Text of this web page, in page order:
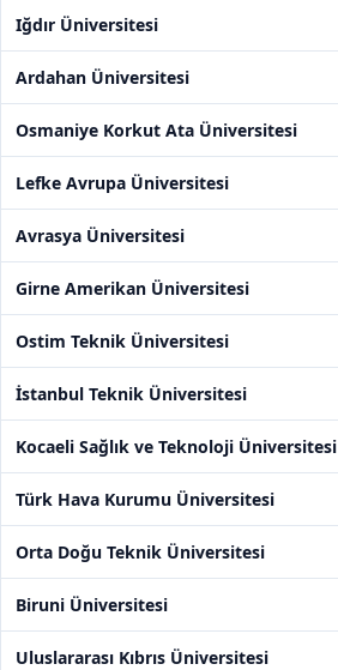
Iğdır Üniversitesi
Ardahan Üniversitesi
Osmaniye Korkut Ata Üniversitesi
Lefke Avrupa Üniversitesi
Avrasya Üniversitesi
Girne Amerikan Üniversitesi
Ostim Teknik Üniversitesi
İstanbul Teknik Üniversitesi
Kocaeli Sağlık ve Teknoloji Üniversitesi
Türk Hava Kurumu Üniversitesi
Orta Doğu Teknik Üniversitesi
Biruni Üniversitesi
Uluslararası Kıbrıs Üniversitesi